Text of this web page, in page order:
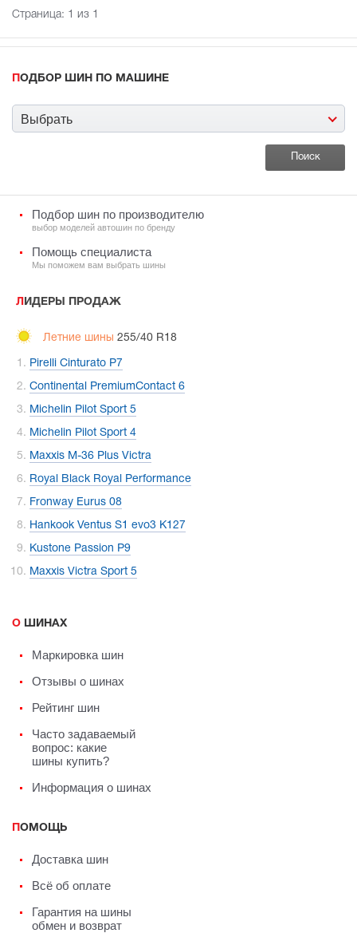
Страница: 1 из 1
ПОДБОР ШИН ПО МАШИНЕ
Выбрать
Подбор шин по производителю
выбор моделей автошин по бренду
Помощь специалиста
Мы поможем вам выбрать шины
ЛИДЕРЫ ПРОДАЖ
Летние шины 255/40 R18
Pirelli Cinturato P7
Continental PremiumContact 6
Michelin Pilot Sport 5
Michelin Pilot Sport 4
Maxxis M-36 Plus Victra
Royal Black Royal Performance
Fronway Eurus 08
Hankook Ventus S1 evo3 K127
Kustone Passion P9
Maxxis Victra Sport 5
О ШИНАХ
Маркировка шин
Отзывы о шинах
Рейтинг шин
Часто задаваемый
вопрос: какие
шины купить?
Информация о шинах
ПОМОЩЬ
Доставка шин
Всё об оплате
Гарантия на шины
обмен и возврат